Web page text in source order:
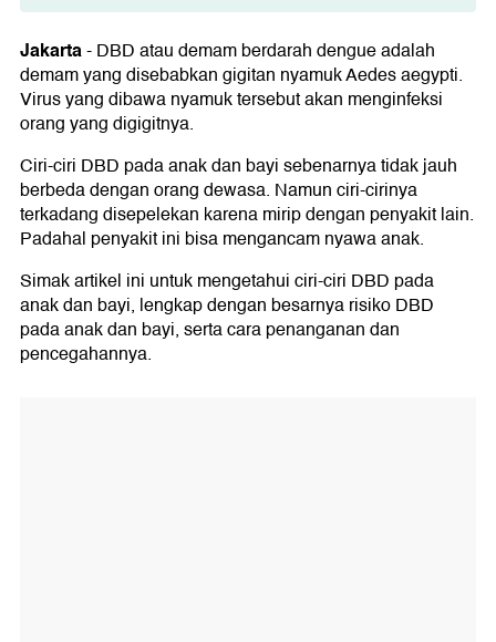
Ciri-ciri DBD pada Anak dan Bayi
Ciri-ciri Demam Berdarah pada Anak
Ciri-ciri Demam Berdarah pada Bayi
Risiko DBD pada Anak
Penanganan DBD
Pencegahan DBD
Jakarta-DBD atau demam berdarah dengue adalah
demam yang disebabkan gigitan nyamuk Aedes aegypti.
Virus yang dibawa nyamuk tersebut akan menginfeksi
orang yang digigitnya.
Ciri-ciri DBD pada anak dan bayi sebenarnya tidak jauh
berbeda dengan orang dewasa. Namun ciri-cirinya
terkadang disepelekan karena mirip dengan penyakit lain.
Padahal penyakit ini bisa mengancam nyawa anak.
Simak artikel ini untuk mengetahui ciri-ciri DBD pada
anak dan bayi, lengkap dengan besarnya risiko DBD
pada anak dan bayi, serta cara penanganan dan
pencegahannya.